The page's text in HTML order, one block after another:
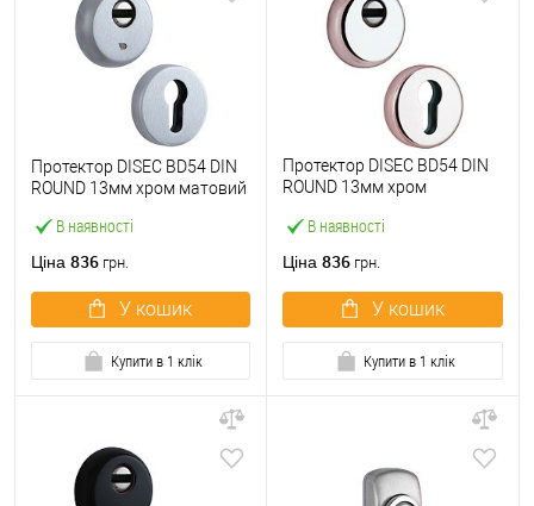
В наявності
Протектор DISEC BD54 DIN
ROUND 13мм хром матовий
Ціна 836 грн.
У кошик
Купити в 1 клік
В наявності
Протектор DISEC BD54 DIN
ROUND 13мм хром
Ціна 836 грн.
У кошик
Купити в 1 клік